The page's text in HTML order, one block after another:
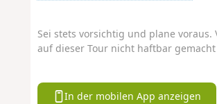
Sei stets vorsichtig und plane
auf dieser Tour nicht haftbar
In der mobilen App anzeigen